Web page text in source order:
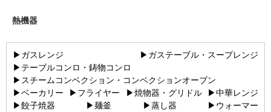
熱機器
▶ガスレンジ
▶ガステーブル・スープレンジ
▶テーブルコンロ・鋳物コンロ
▶スチームコンベクション・コンベクションオーブン
▶ベーカリー
▶フライヤー ▶焼物器・グリドル
▶中華レンジ
▶餃子焼器
▶麺釜 ▶蒸し器
▶ウォーマー